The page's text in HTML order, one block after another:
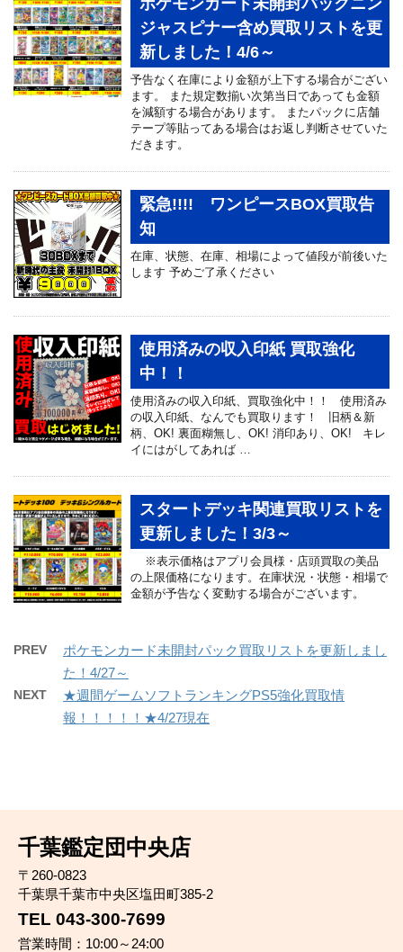
ジャスピナー含め買取リストを更
新しました！4/6～
予告なく在庫により金額が上下する場合がござい
ます。 また規定数揃い次第当日であっても金額
を減額する場合があります。 またパックに店舗
テープ等貼ってある場合はお返し判断させていた
だきます。
緊急!!!! ワンピースBOX買取告
知
在庫、状態、在庫、相場によって値段が前後いた
します 予めご了承ください
使用済みの収入印紙 買取強化
中！！
使用済みの収入印紙、買取強化中！！ 使用済み
の収入印紙、なんでも買取ります！ 旧柄＆新
柄、OK! 裏面糊無し、OK! 消印あり、OK! キレ
イにはがしてあれば …
スタートデッキ関連買取リストを
更新しました！3/3～
※表示価格はアプリ会員様・店頭買取の美品
の上限価格になります。在庫状況・状態・相場で
金額が予告なく変動する場合がございます。
PREV
ポケモンカード未開封パック買取リストを更新しまし
た！4/27～
NEXT
★週間ゲームソフトランキングPS5強化買取情
報！！！！！★4/27現在
千葉鑑定団中央店
〒260-0823
千葉県千葉市中央区塩田町385-2
TEL 043-300-7699
営業時間：10:00～24:00